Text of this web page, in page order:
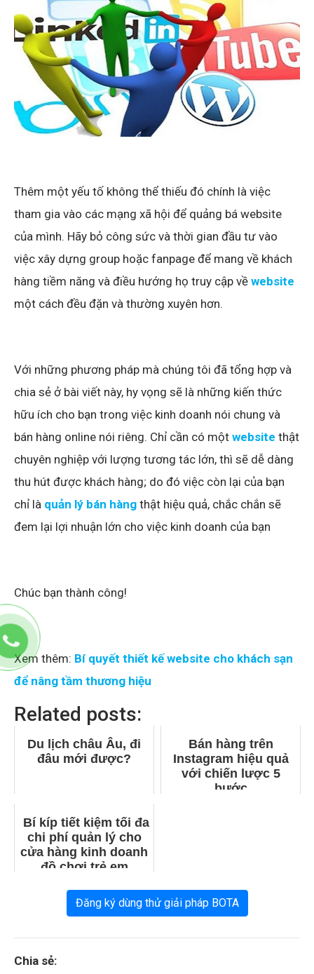
Thêm một yếu tố không thể thiếu đó chính là việc
tham gia vào các mạng xã hội để quảng bá website
của mình. Hãy bỏ công sức và thời gian đầu tư vào
việc xây dựng group hoặc fanpage để mang về khách
hàng tiềm năng và điều hướng họ truy cập về website
một cách đều đặn và thường xuyên hơn.
Với những phương pháp mà chúng tôi đã tổng hợp và
chia sẻ ở bài viết này, hy vọng sẽ là những kiến thức
hữu ích cho bạn trong việc kinh doanh nói chung và
bán hàng online nói riêng. Chỉ cần có một website thật
chuyên nghiệp với lượng tương tác lớn, thì sẽ dễ dàng
thu hút được khách hàng; do đó việc còn lại của bạn
chỉ là quản lý bán hàng thật hiệu quả, chắc chắn sẽ
đem lại lợi nhuận lớn cho việc kinh doanh của bạn
Chúc bạn thành công!
Xem thêm: Bí quyết thiết kế website cho khách sạn
để nâng tầm thương hiệu
Related posts:
Du lịch châu Âu, đi
đâu mới được?
Bán hàng trên
Instagram hiệu quả
với chiến lược 5
bước
Bí kíp tiết kiệm tối đa
chi phí quản lý cho
cửa hàng kinh doanh
đồ chơi trẻ em
Đăng ký dùng thử giải pháp BOTA
Chia sẻ: